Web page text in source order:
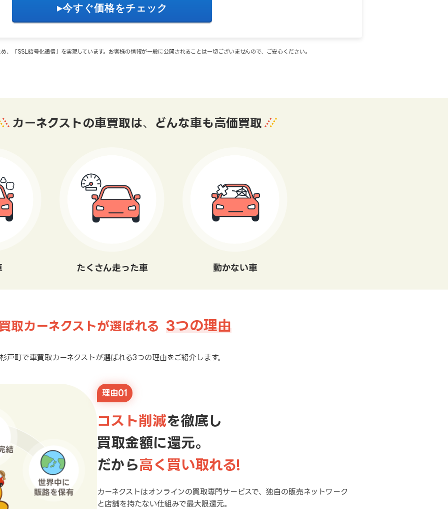
、「SSL暗号化通信」を実現しています。お客様の情報が一般に公開されることは一切ございませんので、ご安心ください。
カーネクストの車買取は、 どんな車も高価買取
たくさん走った車 動かない車
取カーネクストが選ばれる 3つの理由
戸町で車買取カーネクストが選ばれる3つの理由をご紹介します。
理由01
コスト削減を徹底し
買取金額に還元。
だから高く買い取れる!
カーネクストはオンラインの買取専門サービスで、独自の販売ネットワーク
と店舗を持たない仕組みで最大限還元。